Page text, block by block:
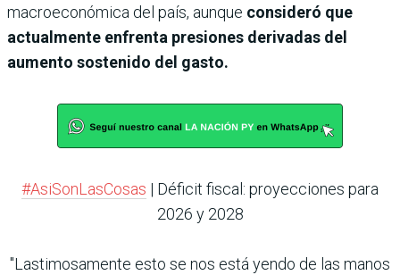
macroeconómica del país, aunque consideró que
actualmente enfrenta presiones derivadas del
aumento sostenido del gasto.
#AsiSonLasCosas | Déficit fiscal: proyecciones para
2026 y 2028
"Lastimosamente esto se nos está yendo de las manos